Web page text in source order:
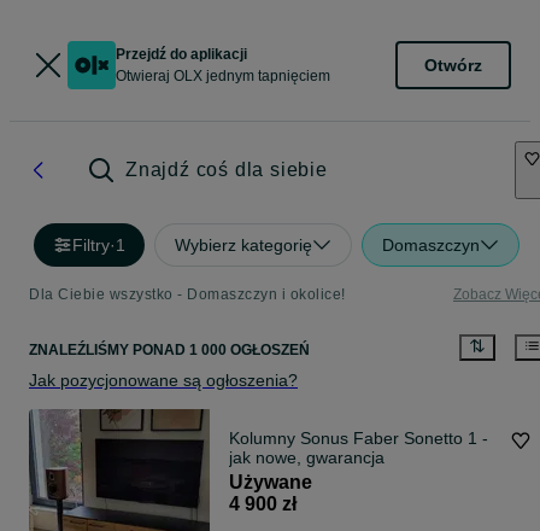
Przejdź do aplikacji
Otwieraj OLX jednym tapnięciem
Otwórz
Znajdź coś dla siebie
Filtry·1 Wybierz kategorię Domaszczyn
Dla Ciebie wszystko - Domaszczyn i okolice! Zobacz
ZNALEŹLIŚMY PONAD 1 000 OGŁOSZEŃ
Jak pozycjonowane są ogłoszenia?
Kolumny Sonus Faber Sonetto 1 -
jak nowe, gwarancja
Używane
4 900 zł